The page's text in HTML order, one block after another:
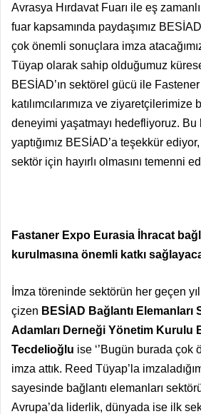
Avrasya Hırdavat Fuarı ile eş
fuar kapsamında paydaşımız
çok önemli sonuçlara imza
Tüyap olarak sahip olduğumuz
BESİAD’ın sektörel gücü ile
katılımcılarımıza ve
deneyimi yaşatmayı hedefliyoruz.
yaptığımız BESİAD’a teşekkür
sektör için hayırlı olmasını temenni
Fastaner Expo Eurasia İhracat
kurulmasına önemli katkı
İmza töreninde sektörün her geçen
çizen BESİAD Bağlantı Elemanları
Adamları Derneği Yönetim Kurulu
Tecdelioğlu ise ‘’Bugün burada
imza attık. Reed Tüyap’la
sayesinde bağlantı elemanları
Avrupa’da liderlik, dünyada ise ilk